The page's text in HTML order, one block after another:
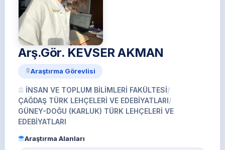
Arş.Gör. KEVSER AKMAN
Araştırma Görevlisi
İNSAN VE TOPLUM BİLİMLERİ FAKÜLTESİ/
ÇAĞDAŞ TÜRK LEHÇELERİ VE EDEBİYATLARI/
GÜNEY-DOĞU (KARLUK) TÜRK LEHÇELERİ VE
EDEBİYATLARI
Araştırma Alanları